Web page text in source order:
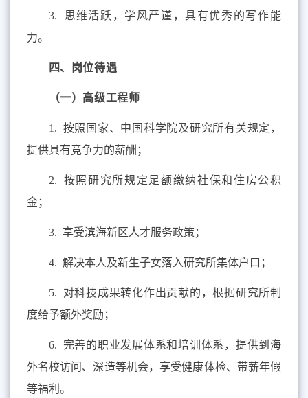
3. 思维活跃，学风严谨，具有优秀的写作能
力。
四、岗位待遇
（一） 高级工程师
1. 按照国家、中国科学院及研究所有关规定，
提供具有竞争力的薪酬；
2.
按照研究所规定足额缴纳社保和住房公积
金；
3. 享受滨海新区人才服务政策；
4. 解决本人及新生子女落入研究所集体户口；
5.
对科技成果转化作出贡献的，根据研究所制
度给予额外奖励；
6.
完善的职业发展体系和培训体系，提供到海
外名校访问、深造等机会，享受健康体检、带薪年假
等福利。